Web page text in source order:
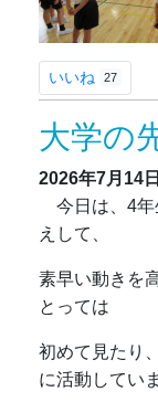
いいね 27
大学の
2026年7月14日
今日は、4年
えして、
素早い動きを
とっては
初めて見たり
に活動してい